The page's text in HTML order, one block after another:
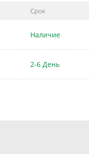
Срок
Наличие
2-6 День